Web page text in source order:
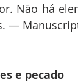
Não há
—
e pecado